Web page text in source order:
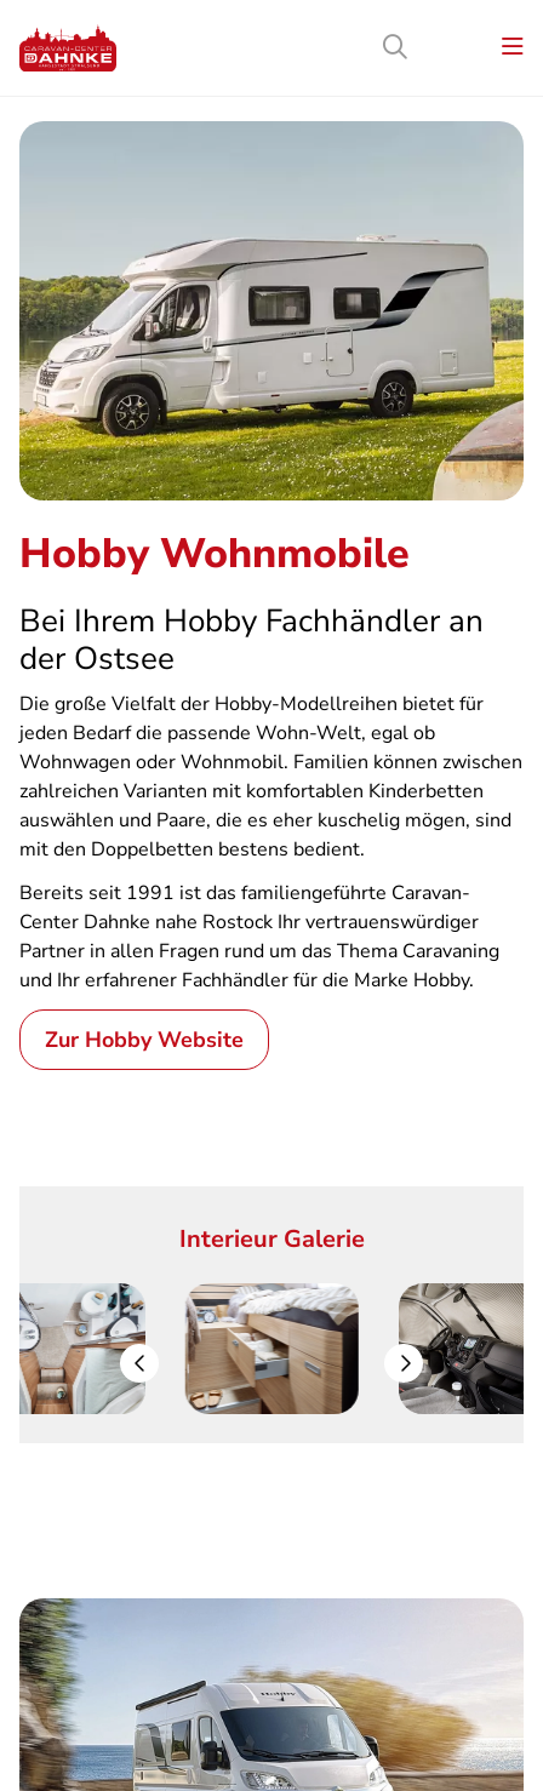
Hobby Wohnmobile
Bei Ihrem Hobby Fachhändler an
der Ostsee
Die große Vielfalt der Hobby-Modellreihen bietet für
jeden Bedarf die passende Wohn-Welt, egal ob
Wohnwagen oder Wohnmobil. Familien können zwischen
zahlreichen Varianten mit komfortablen Kinderbetten
auswählen und Paare, die es eher kuschelig mögen, sind
mit den Doppelbetten bestens bedient.
Bereits seit 1991 ist das familiengeführte Caravan-
Center Dahnke nahe Rostock Ihr vertrauenswürdiger
Partner in allen Fragen rund um das Thema Caravaning
und Ihr erfahrener Fachhändler für die Marke Hobby.
Zur Hobby Website
Interieur Galerie